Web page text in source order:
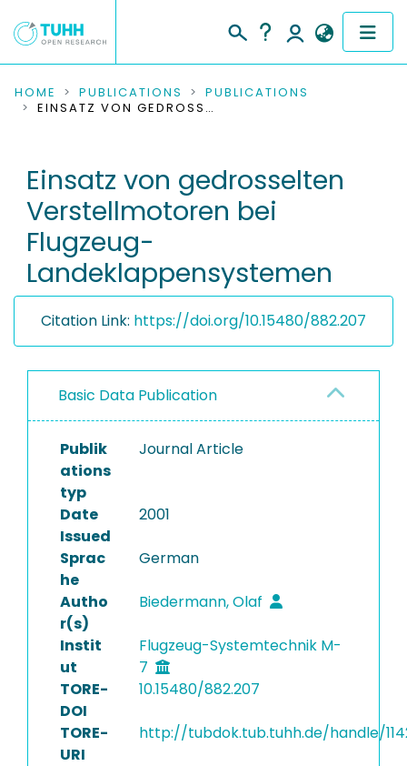
COMMUNITIES & COLLECTIONS
RESEARCH DATA
PEOPLE
INSTITUTIONS
HOME PUBLICATIONS
PUBLICATIONS
EINSATZ VON GEDROSSELTEN VERSTELLMOTOREN BEI FLUGZEUG-LANDEKLAPPENSYSTEMEN
Einsatz von gedrosselten
Verstellmotoren bei
Flugzeug-
Landeklappensystemen
Citation Link: https://doi.org/10.15480/882.207
Basic Data Publication
Publik
ations
typ
Journal Article
Date
Issued
2001
Sprac
he
German
Autho
r(s)
Biedermann, Olaf
Instit
ut
Flugzeug-Systemtechnik M-
7
TORE-
DOI
10.15480/882.207
TORE-
URI
http://tubdok.tub.tuhh.de/handle/